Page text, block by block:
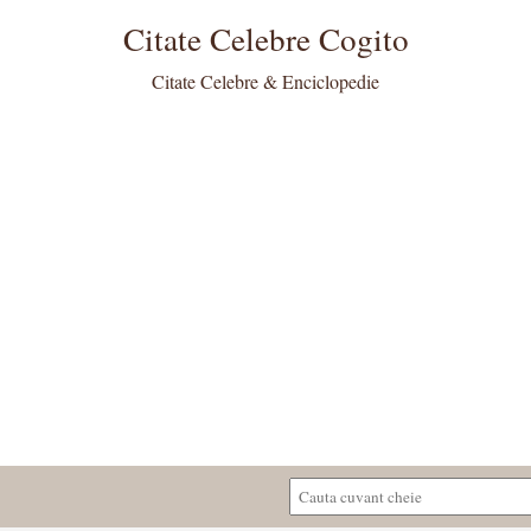
Citate Celebre Cogito
Citate Celebre & Enciclopedie